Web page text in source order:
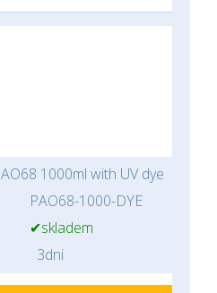
1000ml with UV dye
PAO68-1000-DYE
✔skladem
3dni